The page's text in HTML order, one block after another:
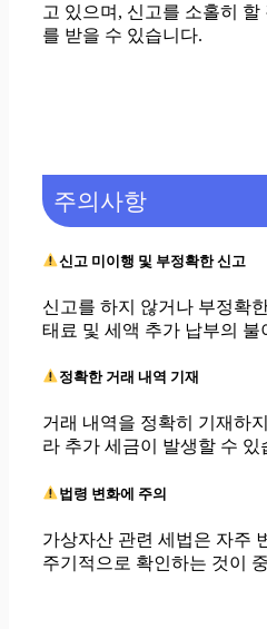
고 있으며, 신고를 소홀히 할
를 받을 수 있습니다.
주의사항
신고 미이행 및 부정확한 신고
신고를 하지 않거나 부정확
태료 및 세액 추가 납부의
정확한 거래 내역 기재
거래 내역을 정확히 기재하
라 추가 세금이 발생할 수 있
법령 변화에 주의
가상자산 관련 세법은 자주
주기적으로 확인하는 것이